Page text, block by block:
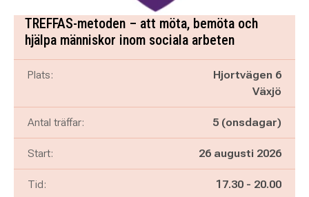
TREFFAS-metoden – att möta, bemöta och
hjälpa människor inom sociala arbeten
Plats:
Hjortvägen 6
Växjö
Antal träffar: 5 (onsdagar)
Start: 26 augusti 2026
Tid: Pågår mellan
17.30 - och
20.00